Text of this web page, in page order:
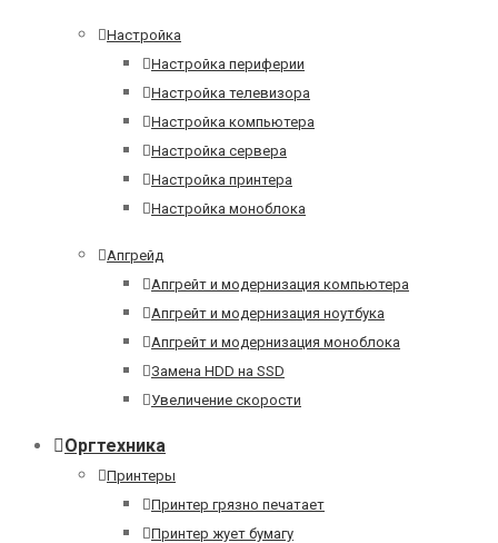
Настройка
Настройка периферии
Настройка телевизора
Настройка компьютера
Настройка сервера
Настройка принтера
Настройка моноблока
Апгрейд
Апгрейт и модернизация компьютера
Апгрейт и модернизация ноутбука
Апгрейт и модернизация моноблока
Замена HDD на SSD
Увеличение скорости
Оргтехника
Принтеры
Принтер грязно печатает
Принтер жует бумагу